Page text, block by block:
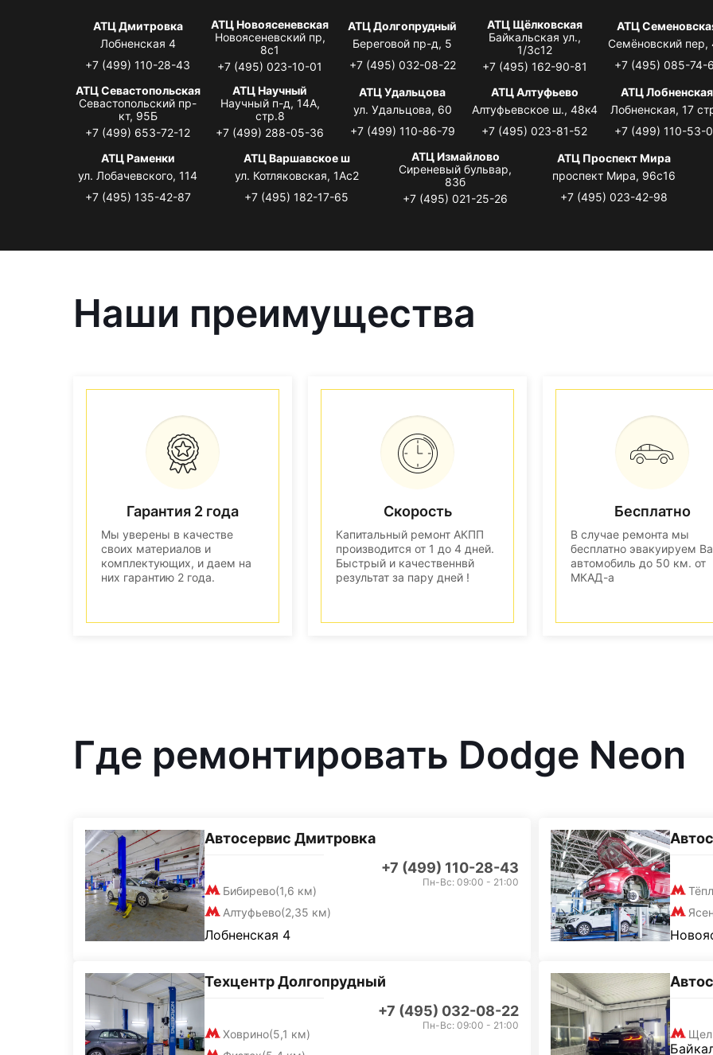
АТЦ Дмитровка
Лобненская 4
+7 (499) 110-28-43
АТЦ Новоясеневская
Новоясеневский пр,
8с1
+7 (495) 023-10-01
АТЦ Долгопрудный
Береговой пр-д, 5
+7 (495) 032-08-22
АТЦ Щёлковская
Байкальская ул.,
1/3с12
+7 (495) 162-90-81
АТЦ
Семёновский пер,
+7 (495) 085-74-
АТЦ Севастопольская
Севастопольский пр-
кт, 95Б
+7 (499) 653-72-12
АТЦ Научный
Научный п-д, 14А,
стр.8
+7 (499) 288-05-36
АТЦ Удальцова
ул. Удальцова, 60
+7 (499) 110-86-79
АТЦ Алтуфьево
Алтуфьевское ш., 48к4
+7 (495) 023-81-52
АТЦ Лобненская
Лобненская, 17
+7 (499) 110-53-
АТЦ Раменки
ул. Лобачевского, 114
+7 (495) 135-42-87
АТЦ Варшавское ш
ул. Котляковская, 1Ас2
+7 (495) 182-17-65
АТЦ Измайлово
Сиреневый бульвар,
83б
+7 (495) 021-25-26
АТЦ Проспект Мира
проспект Мира, 96с16
+7 (495) 023-42-98
Наши преимущества
Гарантия 2 года
Мы уверены в качестве
своих материалов и
комплектующих, и даем на
них гарантию 2 года.
Скорость
Капитальный ремонт АКПП
производится от 1 до 4 дней.
Быстрый и качественнвй
результат за пару дней !
Бесплатно
В случае ремонта мы
бесплатно эвакуируем
автомобиль до 50 км. от
МКАД-а
Где ремонтировать Dodge Neon
Автосервис Дмитровка
+7 (499) 110-28-43
Бибирево(1,6 км)
Алтуфьево(2,35 км)
Пн-Вс: 09:00 - 21:00
Лобненская 4
Техцентр Долгопрудный
+7 (495) 032-08-22
Ховрино(5,1 км)
Пн-Вс: 09:00 - 21:00